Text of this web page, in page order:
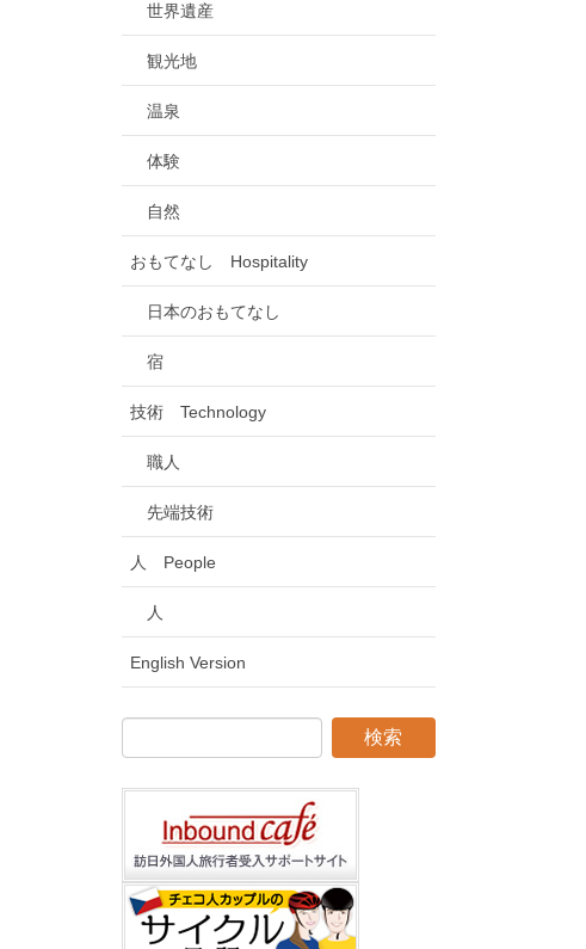
世界遺産
観光地
温泉
体験
自然
おもてなし Hospitality
日本のおもてなし
宿
技術 Technology
職人
先端技術
人 People
人
English Version